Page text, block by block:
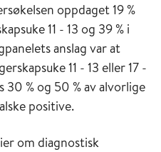
oppdaget 19 %
11 - 13 og 39 % i
anslag var at
11 - 13 eller 17 -
30 % og 50 % av alvorlige
positive.
om diagnostisk